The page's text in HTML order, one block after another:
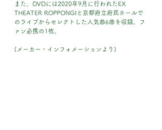
また、DVDには2020年9月に行われたEX
THEATER ROPPONGIと京都府立府民ホールで
のライブからセレクトした人気曲6曲を収録。フ
ァン必携の1枚。
(メーカー・インフォメーションより)